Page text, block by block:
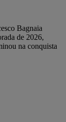
Bagnaia
de 2026,
na conquista